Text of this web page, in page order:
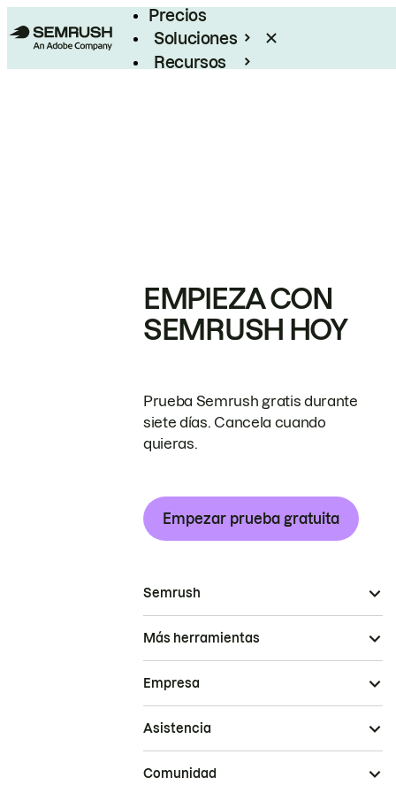
Precios
Soluciones
Recursos
EMPIEZA CON
SEMRUSH HOY
Prueba Semrush gratis durante
siete días. Cancela cuando
quieras.
Empezar prueba gratuita
Semrush
Más herramientas
Empresa
Asistencia
Comunidad